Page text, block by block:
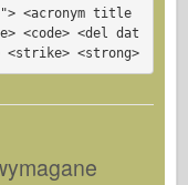
<acronym title
<code> <del dat
<strike> <strong>